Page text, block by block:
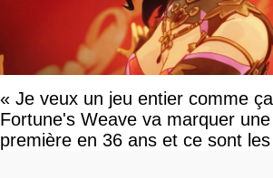
« Je veux un jeu entier comme
Fortune's Weave va marquer
première en 36 ans et ce sont